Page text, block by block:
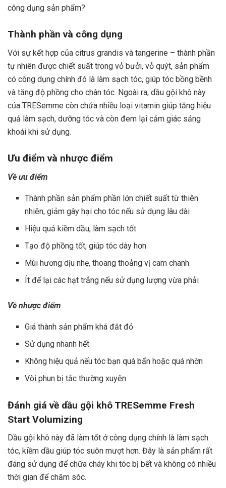
công dụng sản phẩm?
Thành phần và công dụng
Với sự kết hợp của citrus grandis và tangerine – thành phần
tự nhiên được chiết suất trong vỏ bưởi, vỏ quýt, sản phẩm
có công dụng chính đó là làm sạch tóc, giúp tóc bồng bềnh
và tăng độ phồng cho chân tóc. Ngoài ra, dầu gội khô này
của TRESemme còn chứa nhiều loại vitamin giúp tăng hiệu
quả làm sạch, dưỡng tóc và còn đem lại cảm giác sảng
khoái khi sử dụng.
Ưu điểm và nhược điểm
Về ưu điểm
Thành phần sản phẩm phần lớn chiết suất từ thiên
nhiên, giảm gây hại cho tóc nếu sử dụng lâu dài
Hiệu quả kiềm dầu, làm sạch tốt
Tạo độ phồng tốt, giúp tóc dày hơn
Mùi hương dịu nhẹ, thoang thoảng vị cam chanh
Ít để lại các hạt trắng nếu sử dụng lượng vừa phải
Về nhược điểm
Giá thành sản phẩm khá đắt đỏ
Sử dụng nhanh hết
Không hiệu quả nếu tóc bạn quá bẩn hoặc quá nhờn
Vòi phun bị tắc thường xuyên
Đánh giá về dầu gội khô TRESemme Fresh
Start Volumizing
Dầu gội khô này đã làm tốt ở công dụng chính là làm sạch
tóc, kiềm dầu giúp tóc suôn mượt hơn. Đây là sản phẩm rất
đáng sử dụng để chữa cháy khi tóc bị bết và không có nhiều
thời gian để chăm sóc.